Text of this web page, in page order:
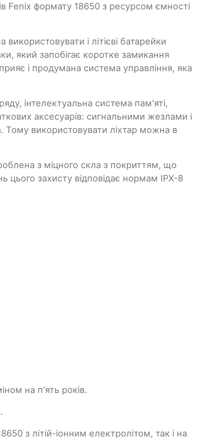
Fenix формату 18650 з ресурсом ємності
і літієві батарейки
який запобігає коротке замикання
і продумана система управління, яка
інтелектуальна система пам'яті,
аксесуарів: сигнальними жезлами і
Тому використовувати ліхтар можна в
з міцного скла з покриттям, що
цього захисту відповідає нормам IPX-8
на п'ять років.
з літій-іонним електролітом, так і на